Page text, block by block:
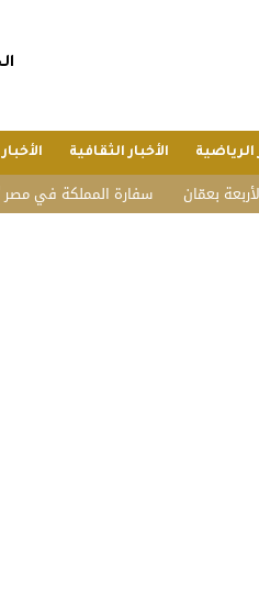
الرياضية الأخبار الثقافية
سفارة المملكة في مصر تُجلي